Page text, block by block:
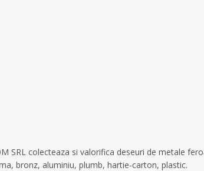
SRL colecteaza si valorifica deseuri de metale
bronz, aluminiu, plumb, hartie-carton, plastic.